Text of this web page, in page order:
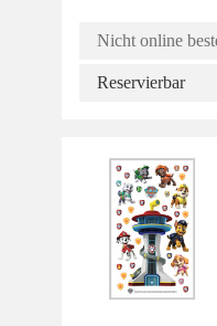
Nicht online
Reservierbar